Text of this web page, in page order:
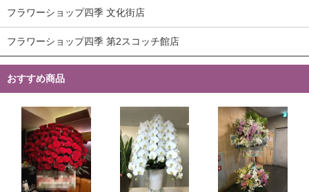
フラワーショップ四季 文化街店
フラワーショップ四季 第2スコッチ館店
おすすめ商品